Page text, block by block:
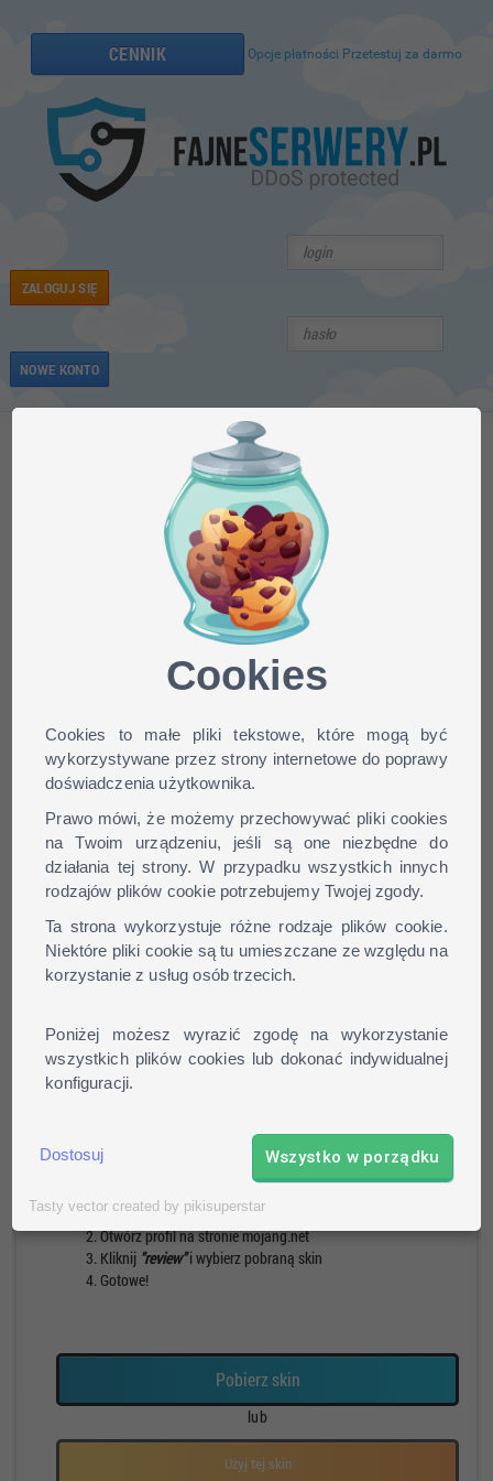
Cookies
Cookies to małe pliki tekstowe, które mogą być
wykorzystywane przez strony internetowe do poprawy
doświadczenia użytkownika.
Prawo mówi, że możemy przechowywać pliki cookies
na Twoim urządzeniu, jeśli są one niezbędne do
działania tej strony. W przypadku wszystkich innych
rodzajów plików cookie potrzebujemy Twojej zgody.
Ta strona wykorzystuje różne rodzaje plików cookie.
Niektóre pliki cookie są tu umieszczane ze względu na
korzystanie z usług osób trzecich.
Poniżej możesz wyrazić zgodę na wykorzystanie
wszystkich plików cookies lub dokonać indywidualnej
konfiguracji.
Dostosuj Wszystko w porządku
Tasty vector created by pikisuperstar
CENNIK Opcje płatności Przetestuj za darmo
ZALOGUJ SIĘ
NOWE KONTO
Minecraft skin Cutiepie012
dla wersji: 1.9, 1.8, 1.7, 1.6,
Jak zainstalować skin?
Pobierz skin
Otwórz profil na stronie mojang.net
Kliknij "review"i wybierz pobraną skin
Gotowe!
Pobierz skin
lub
Użyj tej skin